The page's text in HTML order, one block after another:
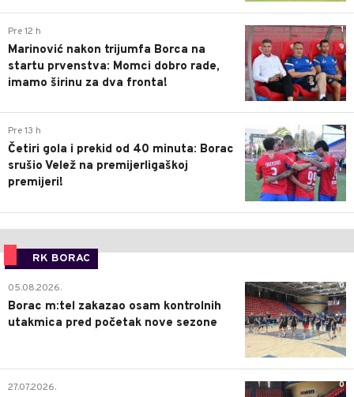
1
Pre 12 h
Marinović nakon trijumfa Borca na
startu prvenstva: Momci dobro rade,
imamo širinu za dva fronta!
3
Pre 13 h
Četiri gola i prekid od 40 minuta: Borac
srušio Velež na premijerligaškoj
premijeri!
RK BORAC
0
05.08.2026.
Borac m:tel zakazao osam kontrolnih
utakmica pred početak nove sezone
0
27.07.2026.